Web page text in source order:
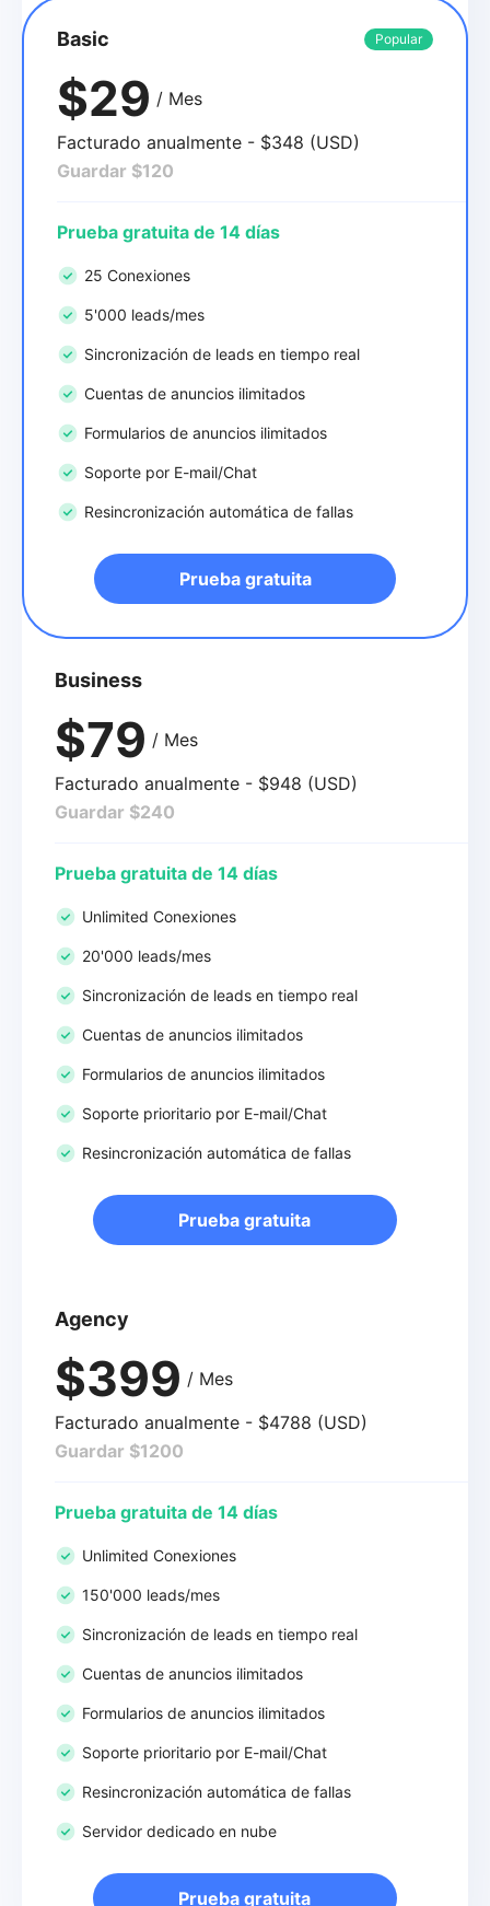
Basic Popular
$29 / Mes
Facturado anualmente - $348 (USD)
Guardar $120
Prueba gratuita de 14 días
25 Conexiones
5'000 leads/mes
Sincronización de leads en tiempo real
Cuentas de anuncios ilimitados
Formularios de anuncios ilimitados
Soporte por E-mail/Chat
Resincronización automática de fallas
Prueba gratuita
Business
$79 / Mes
Facturado anualmente - $948 (USD)
Guardar $240
Prueba gratuita de 14 días
Unlimited Conexiones
20'000 leads/mes
Sincronización de leads en tiempo real
Cuentas de anuncios ilimitados
Formularios de anuncios ilimitados
Soporte prioritario por E-mail/Chat
Resincronización automática de fallas
Prueba gratuita
Agency
$399 / Mes
Facturado anualmente - $4788 (USD)
Guardar $1200
Prueba gratuita de 14 días
Unlimited Conexiones
150'000 leads/mes
Sincronización de leads en tiempo real
Cuentas de anuncios ilimitados
Formularios de anuncios ilimitados
Soporte prioritario por E-mail/Chat
Resincronización automática de fallas
Servidor dedicado en nube
Prueba gratuita